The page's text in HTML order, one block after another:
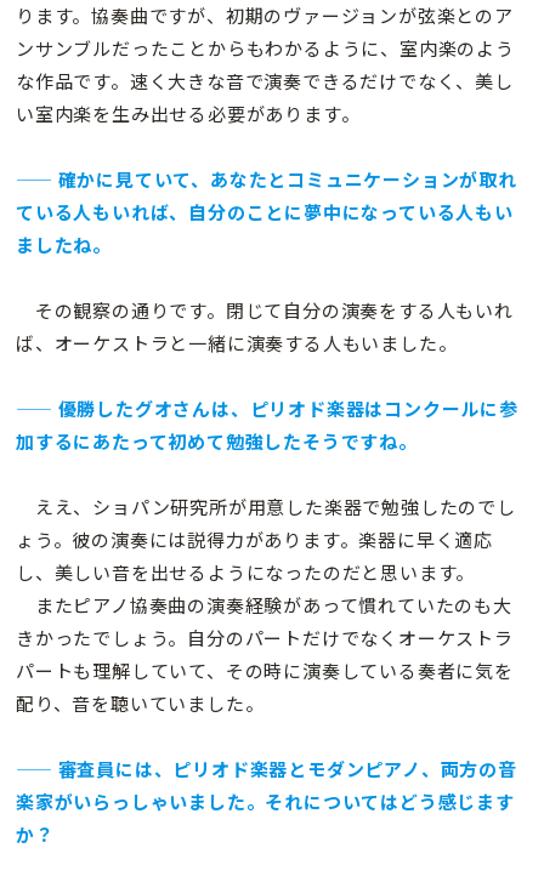
ります。協奏曲ですが、初期のヴァージョンが弦楽とのア
ンサンブルだったことからもわかるように、室内楽のよう
な作品です。速く大きな音で演奏できるだけでなく、美し
い室内楽を生み出せる必要があります。
—— 確かに見ていて、あなたとコミュニケーションが取れ
ている人もいれば、自分のことに夢中になっている人もい
ましたね。
その観察の通りです。閉じて自分の演奏をする人もいれ
ば、オーケストラと一緒に演奏する人もいました。
—— 優勝したグオさんは、ピリオド楽器はコンクールに参
加するにあたって初めて勉強したそうですね。
ええ、ショパン研究所が用意した楽器で勉強したのでし
ょう。彼の演奏には説得力があります。楽器に早く適応
し、美しい音を出せるようになったのだと思います。
またピアノ協奏曲の演奏経験があって慣れていたのも大
きかったでしょう。自分のパートだけでなくオーケストラ
パートも理解していて、その時に演奏している奏者に気を
配り、音を聴いていました。
—— 審査員には、ピリオド楽器とモダンピアノ、両方の音
楽家がいらっしゃいました。それについてはどう感じます
か？